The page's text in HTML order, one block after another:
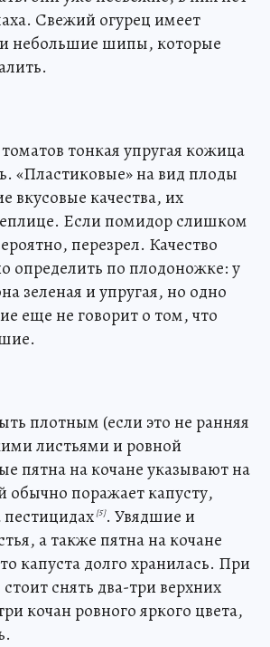
Свежий огурец имеет
небольшие шипы, которые
тонкая упругая кожица
«Пластиковые» на вид плоды
вкусовые качества, их
Если помидор слишком
перезрел. Качество
определить по плодоножке: у
зеленая и упругая, но одно
еще не говорит о том, что
плотным (если это не ранняя
листьями и ровной
пятна на кочане указывают на
обычно поражает капусту,
[5]. Увядшие и
а также пятна на кочане
капуста долго хранилась. При
снять два-три верхних
кочан ровного яркого цвета,